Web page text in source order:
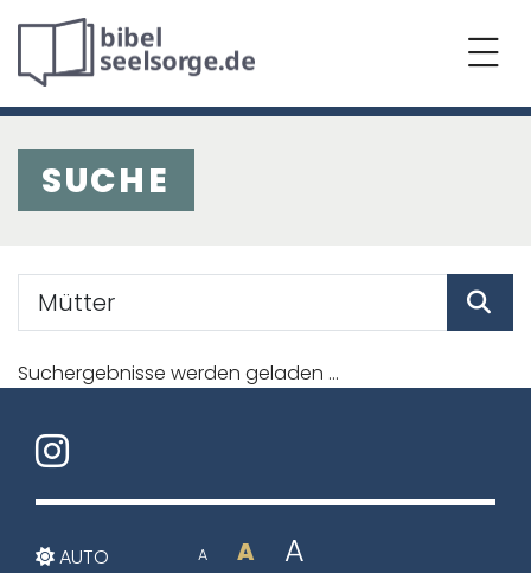
SUCHE
Suchergebnisse werden geladen ...
AUTO A A A